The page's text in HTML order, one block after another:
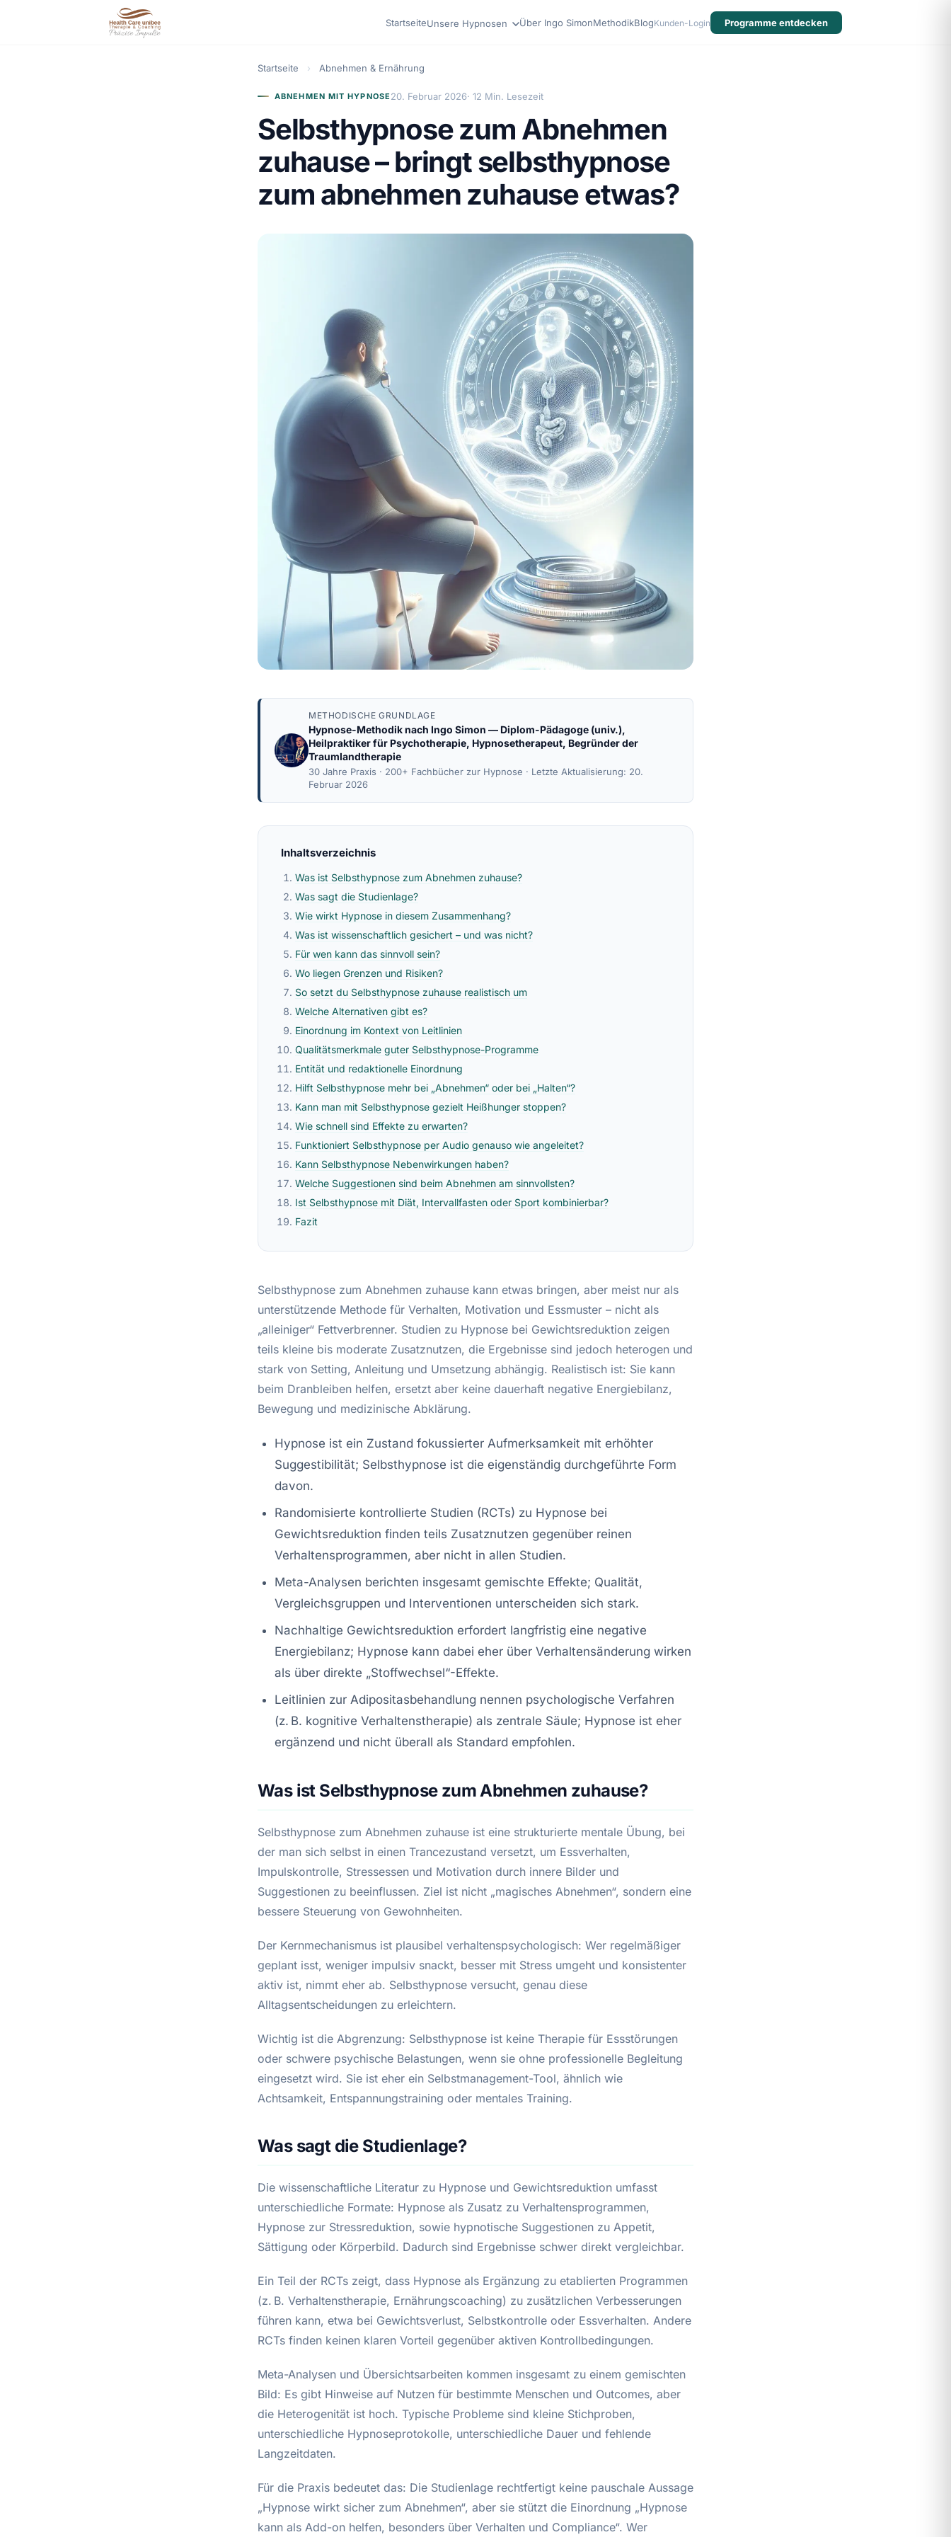
StartseiteUnsere Hypnosen Über Ingo SimonMethodikBlogKunden-Login Programme entdecken
Startseite › Abnehmen & Ernährung
ABNEHMEN MIT HYPNOSE 20. Februar 2026· 12 Min. Lesezeit
Selbsthypnose zum Abnehmen
zuhause – bringt selbsthypnose
zum abnehmen zuhause etwas?
METHODISCHE GRUNDLAGE
Hypnose-Methodik nach Ingo Simon — Diplom-Pädagoge (univ.),
Heilpraktiker für Psychotherapie, Hypnosetherapeut, Begründer der
Traumlandtherapie
30 Jahre Praxis · 200+ Fachbücher zur Hypnose · Letzte Aktualisierung: 20.
Februar 2026
Inhaltsverzeichnis
Was ist Selbsthypnose zum Abnehmen zuhause?
Was sagt die Studienlage?
Wie wirkt Hypnose in diesem Zusammenhang?
Was ist wissenschaftlich gesichert – und was nicht?
Für wen kann das sinnvoll sein?
Wo liegen Grenzen und Risiken?
So setzt du Selbsthypnose zuhause realistisch um
Welche Alternativen gibt es?
Einordnung im Kontext von Leitlinien
Qualitätsmerkmale guter Selbsthypnose-Programme
Entität und redaktionelle Einordnung
Hilft Selbsthypnose mehr bei „Abnehmen“ oder bei „Halten“?
Kann man mit Selbsthypnose gezielt Heißhunger stoppen?
Wie schnell sind Effekte zu erwarten?
Funktioniert Selbsthypnose per Audio genauso wie angeleitet?
Kann Selbsthypnose Nebenwirkungen haben?
Welche Suggestionen sind beim Abnehmen am sinnvollsten?
Ist Selbsthypnose mit Diät, Intervallfasten oder Sport kombinierbar?
Fazit
Selbsthypnose zum Abnehmen zuhause kann etwas bringen, aber meist nur als
unterstützende Methode für Verhalten, Motivation und Essmuster – nicht als
„alleiniger“ Fettverbrenner. Studien zu Hypnose bei Gewichtsreduktion zeigen
teils kleine bis moderate Zusatznutzen, die Ergebnisse sind jedoch heterogen und
stark von Setting, Anleitung und Umsetzung abhängig. Realistisch ist: Sie kann
beim Dranbleiben helfen, ersetzt aber keine dauerhaft negative Energiebilanz,
Bewegung und medizinische Abklärung.
Hypnose ist ein Zustand fokussierter Aufmerksamkeit mit erhöhter
Suggestibilität; Selbsthypnose ist die eigenständig durchgeführte Form
davon.
Randomisierte kontrollierte Studien (RCTs) zu Hypnose bei
Gewichtsreduktion finden teils Zusatznutzen gegenüber reinen
Verhaltensprogrammen, aber nicht in allen Studien.
Meta-Analysen berichten insgesamt gemischte Effekte; Qualität,
Vergleichsgruppen und Interventionen unterscheiden sich stark.
Nachhaltige Gewichtsreduktion erfordert langfristig eine negative
Energiebilanz; Hypnose kann dabei eher über Verhaltensänderung wirken
als über direkte „Stoffwechsel“-Effekte.
Leitlinien zur Adipositasbehandlung nennen psychologische Verfahren
(z. B. kognitive Verhaltenstherapie) als zentrale Säule; Hypnose ist eher
ergänzend und nicht überall als Standard empfohlen.
Was ist Selbsthypnose zum Abnehmen zuhause?
Selbsthypnose zum Abnehmen zuhause ist eine strukturierte mentale Übung, bei
der man sich selbst in einen Trancezustand versetzt, um Essverhalten,
Impulskontrolle, Stressessen und Motivation durch innere Bilder und
Suggestionen zu beeinflussen. Ziel ist nicht „magisches Abnehmen“, sondern eine
bessere Steuerung von Gewohnheiten.
Der Kernmechanismus ist plausibel verhaltenspsychologisch: Wer regelmäßiger
geplant isst, weniger impulsiv snackt, besser mit Stress umgeht und konsistenter
aktiv ist, nimmt eher ab. Selbsthypnose versucht, genau diese
Alltagsentscheidungen zu erleichtern.
Wichtig ist die Abgrenzung: Selbsthypnose ist keine Therapie für Essstörungen
oder schwere psychische Belastungen, wenn sie ohne professionelle Begleitung
eingesetzt wird. Sie ist eher ein Selbstmanagement-Tool, ähnlich wie
Achtsamkeit, Entspannungstraining oder mentales Training.
Was sagt die Studienlage?
Die wissenschaftliche Literatur zu Hypnose und Gewichtsreduktion umfasst
unterschiedliche Formate: Hypnose als Zusatz zu Verhaltensprogrammen,
Hypnose zur Stressreduktion, sowie hypnotische Suggestionen zu Appetit,
Sättigung oder Körperbild. Dadurch sind Ergebnisse schwer direkt vergleichbar.
Ein Teil der RCTs zeigt, dass Hypnose als Ergänzung zu etablierten Programmen
(z. B. Verhaltenstherapie, Ernährungscoaching) zu zusätzlichen Verbesserungen
führen kann, etwa bei Gewichtsverlust, Selbstkontrolle oder Essverhalten. Andere
RCTs finden keinen klaren Vorteil gegenüber aktiven Kontrollbedingungen.
Meta-Analysen und Übersichtsarbeiten kommen insgesamt zu einem gemischten
Bild: Es gibt Hinweise auf Nutzen für bestimmte Menschen und Outcomes, aber
die Heterogenität ist hoch. Typische Probleme sind kleine Stichproben,
unterschiedliche Hypnoseprotokolle, unterschiedliche Dauer und fehlende
Langzeitdaten.
Für die Praxis bedeutet das: Die Studienlage rechtfertigt keine pauschale Aussage
„Hypnose wirkt sicher zum Abnehmen“, aber sie stützt die Einordnung „Hypnose
kann als Add-on helfen, besonders über Verhalten und Compliance“. Wer